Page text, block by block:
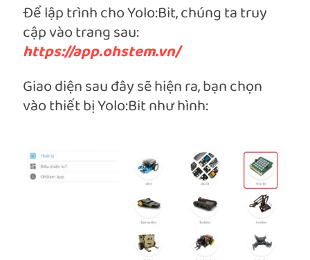
Để lập trình cho Yolo:Bit, chúng ta truy
cập vào trang sau:
https://app.ohstem.vn/
Giao diện sau đây sẽ hiện ra, bạn chọn
vào thiết bị Yolo:Bit như hình: